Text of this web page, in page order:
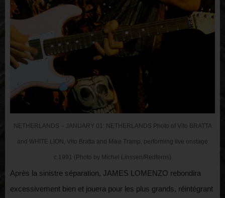
NETHERLANDS – JANUARY 01: NETHERLANDS Photo of Vito BRATTA
and WHITE LION, Vito Bratta and Mike Tramp, performing live onstage
c.1991 (Photo by Michel Linssen/Redferns)
Après la sinistre séparation, JAMES LOMENZO rebondira
excessivement bien et jouera pour les plus grands, réintégrant